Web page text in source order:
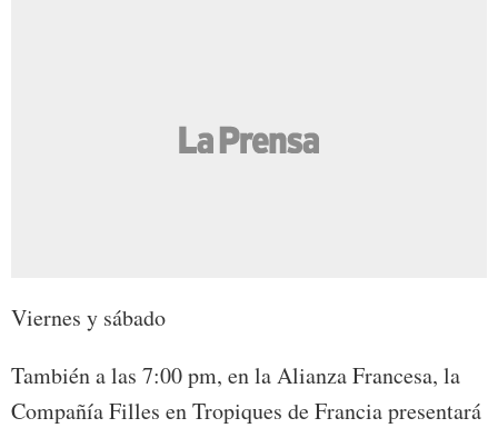
Viernes y sábado
También a las 7:00 pm, en la Alianza Francesa, la
Compañía Filles en Tropiques de Francia presentará